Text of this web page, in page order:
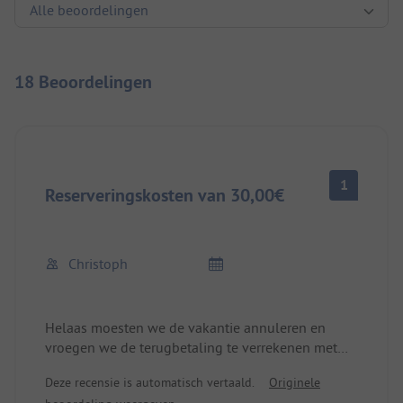
18 Beoordelingen
Reserveringskosten van 30,00€ 1
Christoph
Helaas moesten we de vakantie annuleren en
vroegen we de terugbetaling te verrekenen met
in het voorjaar van 2026.
Deze recensie is automatisch vertaald.
Originele